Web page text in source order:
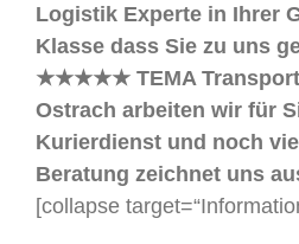
Logistik Experte in Ihrer
Klasse dass Sie zu uns
★★★★★ TEMA
Ostrach arbeiten wir für
Kurierdienst und noch
Beratung zeichnet uns
[collapse